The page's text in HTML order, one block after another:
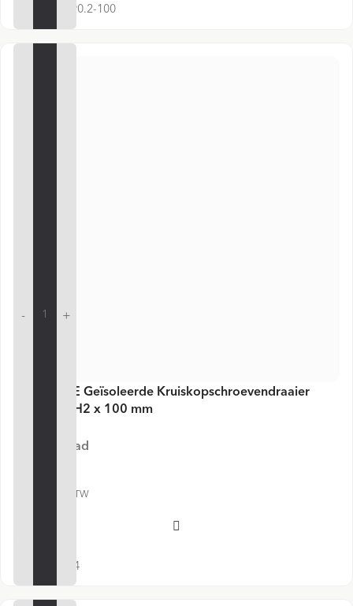
PB 5190.2-100
Haupa VDE Geïsoleerde Kruiskopschroevendraaier
HupSlim PH2 x 100 mm
Op voorraad
€ 11,95 incl. BTW
- +
102944